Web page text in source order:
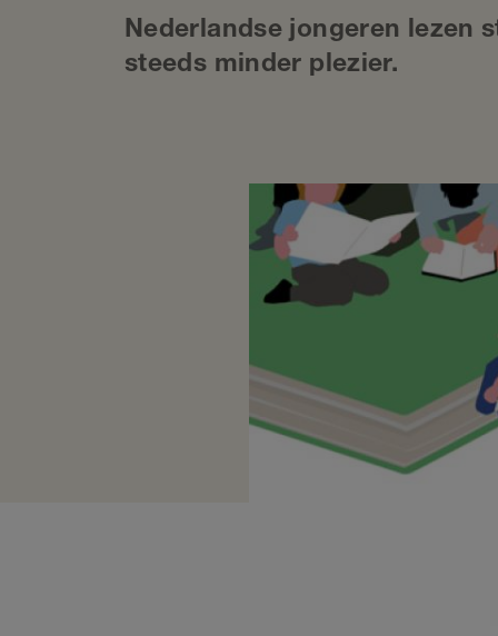
Nederlandse jongeren lezen
steeds minder plezier.